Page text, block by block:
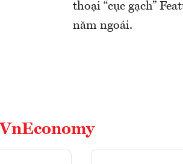
thoại “cục gạch”
năm ngoái.
VnEconomy